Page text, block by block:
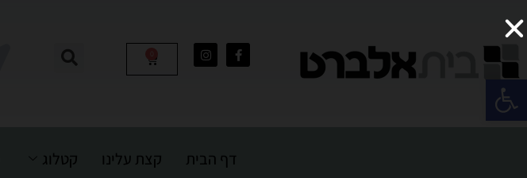
פתח סרגל נגישות
דף הבית קצת עלינו קטלוג